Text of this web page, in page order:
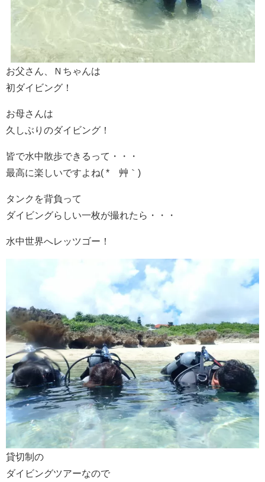
お父さん、Ｎちゃんは
初ダイビング！
お母さんは
久しぶりのダイビング！
皆で水中散歩できるって・・・
最高に楽しいですよね( *´艸｀)
タンクを背負って
ダイビングらしい一枚が撮れたら・・・
水中世界へレッツゴー！
貸切制の
ダイビングツアーなので